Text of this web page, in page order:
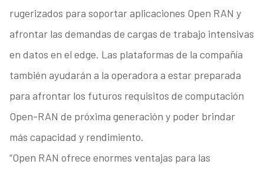
rugerizados para soportar aplicaciones Open RAN y
afrontar las demandas de cargas de trabajo intensivas
en datos en el edge. Las plataformas de la compañía
también ayudarán a la operadora a estar preparada
para afrontar los futuros requisitos de computación
Open-RAN de próxima generación y poder brindar
más capacidad y rendimiento.
“Open RAN ofrece enormes ventajas para las